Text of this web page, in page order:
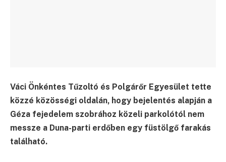
Váci Önkéntes Tűzoltó és Polgárőr Egyesület tette
közzé közösségi oldalán, hogy bejelentés alapján a
Géza fejedelem szobrához közeli parkolótól nem
messze a Duna-parti erdőben egy füstölgő farakás
található.